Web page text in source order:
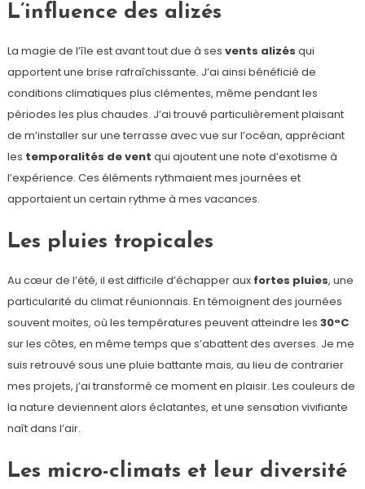
L’influence des alizés
La magie de l’île est avant tout due à ses vents alizés qui
apportent une brise rafraîchissante. J’ai ainsi bénéficié de
conditions climatiques plus clémentes, même pendant les
périodes les plus chaudes. J’ai trouvé particulièrement plaisant
de m’installer sur une terrasse avec vue sur l’océan, appréciant
les temporalités de vent qui ajoutent une note d’exotisme à
l’expérience. Ces éléments rythmaient mes journées et
apportaient un certain rythme à mes vacances.
Les pluies tropicales
Au cœur de l’été, il est difficile d’échapper aux fortes pluies, une
particularité du climat réunionnais. En témoignent des journées
souvent moites, où les températures peuvent atteindre les 30°C
sur les côtes, en même temps que s’abattent des averses. Je me
suis retrouvé sous une pluie battante mais, au lieu de contrarier
mes projets, j’ai transformé ce moment en plaisir. Les couleurs de
la nature deviennent alors éclatantes, et une sensation vivifiante
naît dans l’air.
Les micro-climats et leur diversité